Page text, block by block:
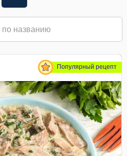
Популярный рецепт